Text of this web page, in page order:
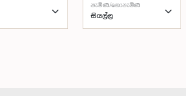
පැමිණි/නොපැමිණි